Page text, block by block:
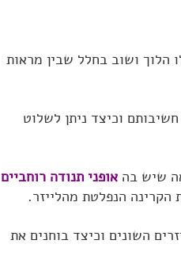
הלוך ושוב בחלל שבין מראות
וכיצד ניתן לשלוט
שיש בה אופני תנודה רוחביים
הקרינה הנפלטת מהלייזר.
השונים וכיצד בוחנים את